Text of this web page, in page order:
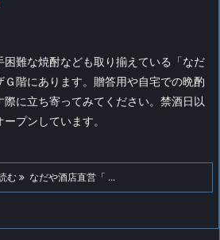
困難な焼酎なども取り揃えている「なだ
階にあります。贈答用や自宅での晩酌
に立ち寄ってみてください。禁酒日以
プンしています。
む なだや酒店直営「 ...